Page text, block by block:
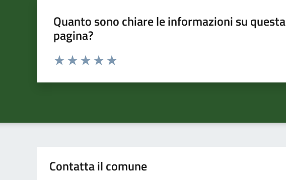
Quanto sono chiare le informazioni su questa
pagina?
Valuta da 1 a 5 stelle la pagina
Contatta il comune